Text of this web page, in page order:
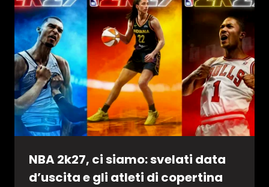
NBA 2k27, ci siamo: svelati data
d’uscita e gli atleti di copertina